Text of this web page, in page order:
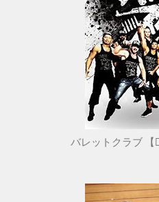
バレットクラブ